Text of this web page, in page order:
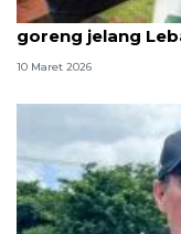
Pemerintah
goreng jelang
10 Maret 2026